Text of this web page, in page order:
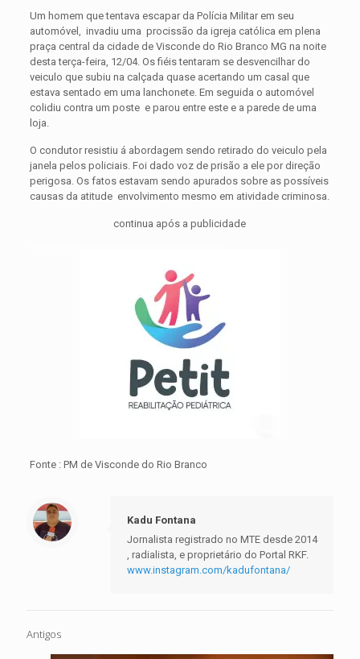
Um homem que tentava escapar da Polícia Militar em seu
automóvel, invadiu uma procissão da igreja católica em plena
praça central da cidade de Visconde do Rio Branco MG na noite
desta terça-feira, 12/04. Os fiéis tentaram se desvencilhar do
veiculo que subiu na calçada quase acertando um casal que
estava sentado em uma lanchonete. Em seguida o automóvel
colidiu contra um poste e parou entre este e a parede de uma
loja.
O condutor resistiu á abordagem sendo retirado do veiculo pela
janela pelos policiais. Foi dado voz de prisão a ele por direção
perigosa. Os fatos estavam sendo apurados sobre as possíveis
causas da atitude envolvimento mesmo em atividade criminosa.
continua após a publicidade
Fonte : PM de Visconde do Rio Branco
Kadu Fontana
Jornalista registrado no MTE desde 2014
, radialista, e proprietário do Portal RKF.
www.instagram.com/kadufontana/
Antigos